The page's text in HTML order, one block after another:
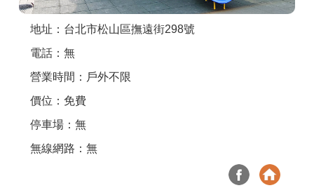
地址：台北市松山區撫遠街298號
電話：無
營業時間：戶外不限
價位：免費
停車場：無
無線網路：無